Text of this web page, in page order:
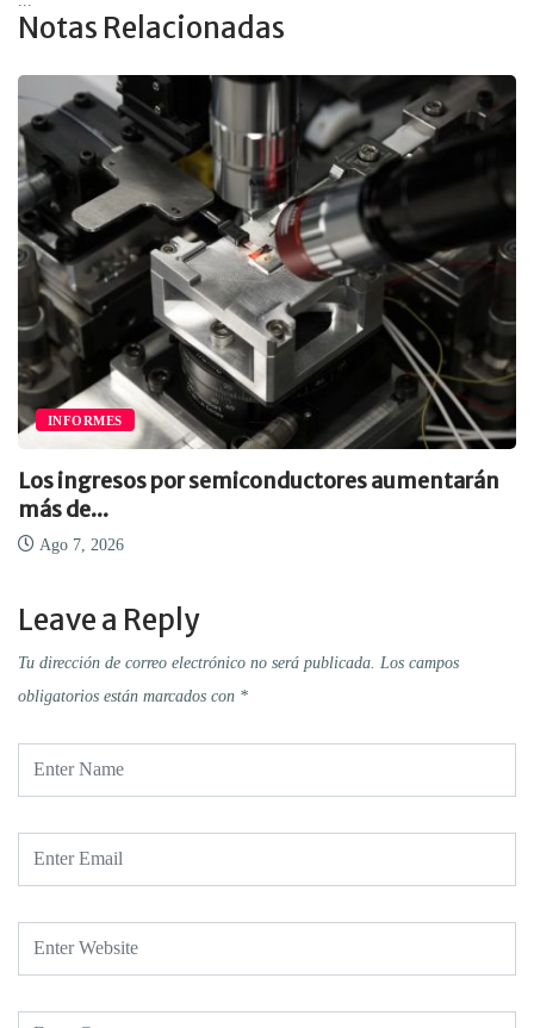
Notas Relacionadas
INFORMES
Los ingresos por semiconductores aumentarán
más de...
Ago 7, 2026
Leave a Reply
Tu dirección de correo electrónico no será publicada. Los campos
obligatorios están marcados con *